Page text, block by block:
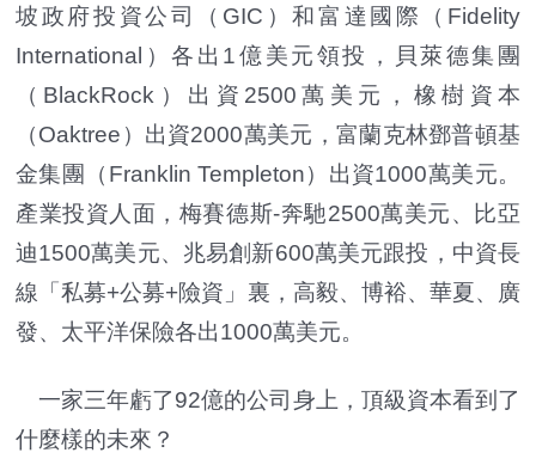
坡政府投資公司（GIC）和富達國際（Fidelity
International）各出1億美元領投，貝萊德集團
（BlackRock）出資2500萬美元，橡樹資本
（Oaktree）出資2000萬美元，富蘭克林鄧普頓基
金集團（Franklin Templeton）出資1000萬美元。
產業投資人面，梅賽德斯-奔馳2500萬美元、比亞
迪1500萬美元、兆易創新600萬美元跟投，中資長
線「私募+公募+險資」裏，高毅、博裕、華夏、廣
發、太平洋保險各出1000萬美元。
一家三年虧了92億的公司身上，頂級資本看到了
什麼樣的未來？